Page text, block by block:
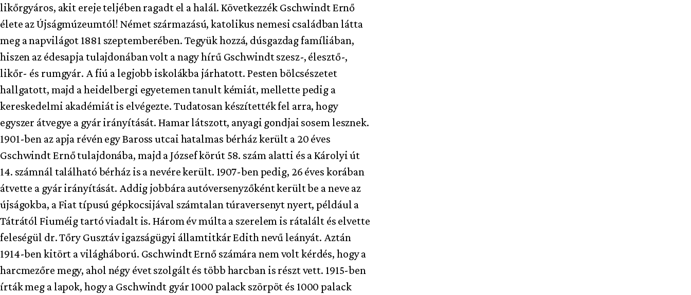
likőrgyáros, akit ereje teljében ragadt el a halál. Következzék Gschwindt Ernő
élete az Újságmúzeumtól! Német származású, katolikus nemesi családban látta
meg a napvilágot 1881 szeptemberében. Tegyük hozzá, dúsgazdag famíliában,
hiszen az édesapja tulajdonában volt a nagy hírű Gschwindt szesz-, élesztő-,
likőr- és rumgyár. A fiú a legjobb iskolákba járhatott. Pesten bölcsészetet
hallgatott, majd a heidelbergi egyetemen tanult kémiát, mellette pedig a
kereskedelmi akadémiát is elvégezte. Tudatosan készítették fel arra, hogy
egyszer átvegye a gyár irányítását. Hamar látszott, anyagi gondjai sosem lesznek.
1901-ben az apja révén egy Baross utcai hatalmas bérház került a 20 éves
Gschwindt Ernő tulajdonába, majd a József körút 58. szám alatti és a Károlyi út
14. számnál található bérház is a nevére került. 1907-ben pedig, 26 éves korában
átvette a gyár irányítását. Addig jobbára autóversenyzőként került be a neve az
újságokba, a Fiat típusú gépkocsijával számtalan túraversenyt nyert, például a
Tátrától Fiuméig tartó viadalt is. Három év múlta a szerelem is rátalált és elvette
feleségül dr. Tőry Gusztáv igazságügyi államtitkár Edith nevű leányát. Aztán
1914-ben kitört a világháború. Gschwindt Ernő számára nem volt kérdés, hogy a
harcmezőre megy, ahol négy évet szolgált és több harcban is részt vett. 1915-ben
írták meg a lapok, hogy a Gschwindt gyár 1000 palack szörpöt és 1000 palack